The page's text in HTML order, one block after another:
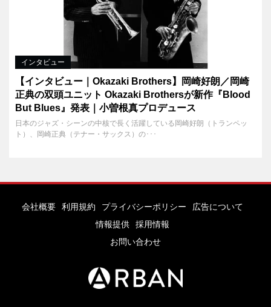
インタビュー
【インタビュー｜Okazaki Brothers】岡崎好朗／岡崎
正典の双頭ユニット Okazaki Brothersが新作『Blood
But Blues』発表｜小曽根真プロデュース
日本のジャズ・シーンの中核で長く活躍している岡崎好朗（トランペッ
ト）、岡崎正典（テナー・サックス）の･･･
会社概要 利用規約 プライバシーポリシー
広告について
情報提供
採用情報
お問い合わせ